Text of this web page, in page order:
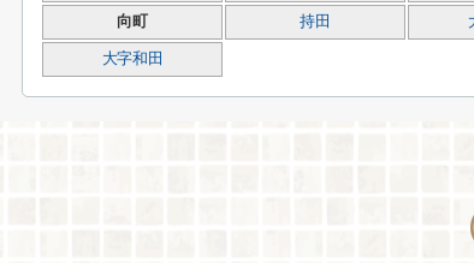
向町 持田
大字和田